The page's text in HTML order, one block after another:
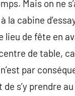
Mais on ne
cabine
de fête en
de table,
par
s’y prendre